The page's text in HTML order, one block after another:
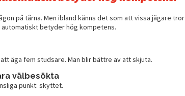
på tårna. Men ibland känns det som att vissa jägare tror
betyder hög kompetens.
äga fem studsare. Man blir bättre av att skjuta.
välbesökta
punkt: skyttet.